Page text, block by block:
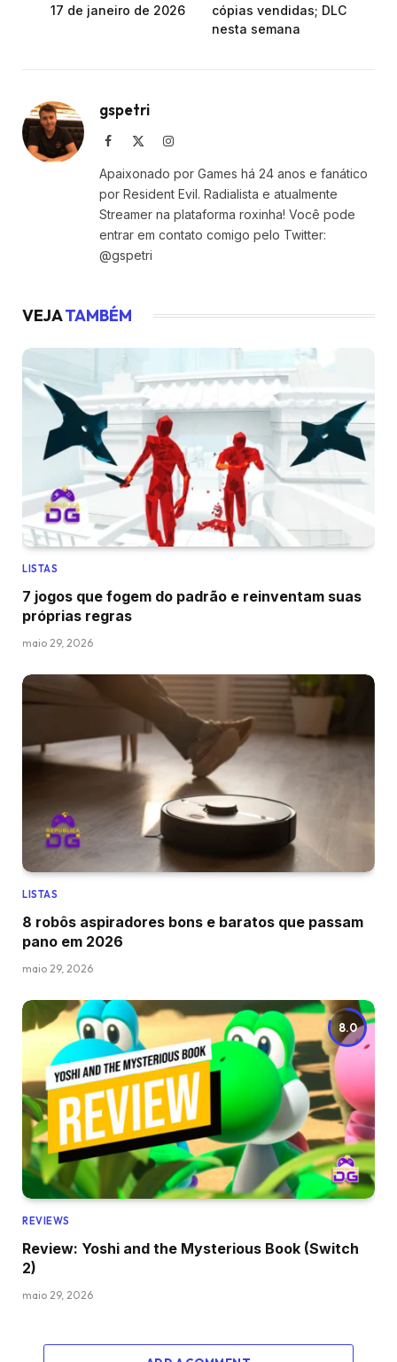
17 de janeiro de 2026
cópias vendidas; DLC
nesta semana
gspetri
Facebook Instagram
Apaixonado por Games há 24 anos e fanático
por Resident Evil. Radialista e atualmente
Streamer na plataforma roxinha! Você pode
entrar em contato comigo pelo Twitter:
@gspetri
VEJATAMBÉM
LISTAS
7 jogos que fogem do padrão e reinventam suas
próprias regras
maio 29, 2026
LISTAS
8 robôs aspiradores bons e baratos que passam
pano em 2026
maio 29, 2026
8.0
REVIEWS
Review: Yoshi and the Mysterious Book (Switch
2)
maio 29, 2026